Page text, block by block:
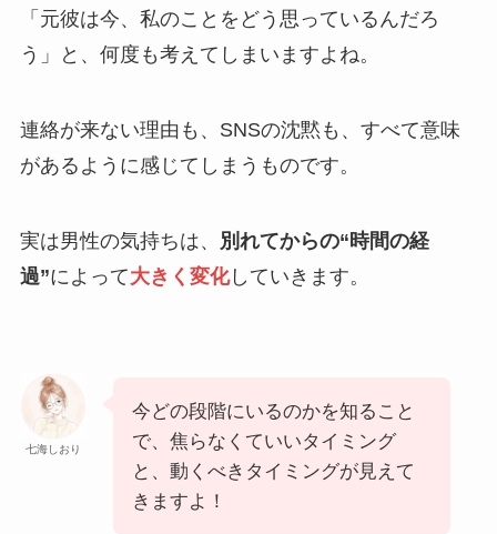
「元彼は今、私のことをどう思っているんだろ
う」と、何度も考えてしまいますよね。
連絡が来ない理由も、SNSの沈黙も、すべて意味
があるように感じてしまうものです。
実は男性の気持ちは、
別れてからの“時間の経
過”によって大きく変化していきます。
七海しおり
今どの段階にいるのかを知ること
で、焦らなくていいタイミング
と、動くべきタイミングが見えて
きますよ！